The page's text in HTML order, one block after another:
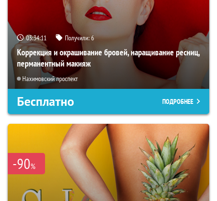
03:34:09 Получили:6
Коррекция и окрашивание бровей, наращивание ресниц,
перманентный макияж
Нахимовский проспект
Бесплатно ПОДРОБНЕЕ
-90%